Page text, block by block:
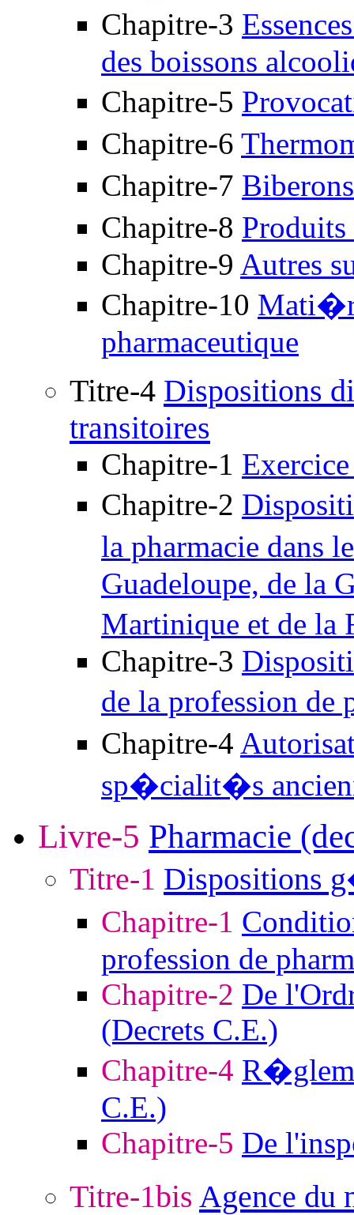
Chapitre-3
des boissons
Chapitre-5
Chapitre-6
Chapitre-7
Chapitre-8
Chapitre-9 Autres
Chapitre-10
pharmaceutique
Titre-4 Dispositions
transitoires
Chapitre-1
Chapitre-2
la pharmacie dans
Guadeloupe, de la
Martinique et de
Chapitre-3
de la profession de
Chapitre-4
sp�cialit�s
Livre-5 Pharmacie
Titre-1 Dispositions
Chapitre-1
profession de
Chapitre-2 De
(Decrets C.E.)
Chapitre-4
C.E.)
Chapitre-5 De
Titre-1bis Agence du